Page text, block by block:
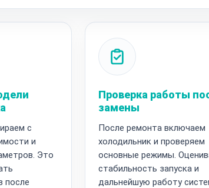
с
и
Это
после
Проверка работы
замены
После ремонта включаем
холодильник и проверяем
основные режимы.
стабильность запуска и
дальнейшую работу